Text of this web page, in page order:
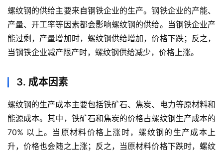
螺纹钢的供给主要来自钢铁企业的生产。钢铁企业的产能、
产量、开工率等因素都会影响螺纹钢的供给。当钢铁企业产
能过剩，产量增加时，螺纹钢供给增加，价格下跌；反之，
当钢铁企业减产限产时，螺纹钢供给减少，价格上涨。
3. 成本因素
螺纹钢的生产成本主要包括铁矿石、焦炭、电力等原材料和
能源成本。其中，铁矿石和焦炭的价格占螺纹钢生产成本的
70% 以上。当原材料价格上涨时，螺纹钢的生产成本上
升，价格也会随之上涨；反之，当原材料价格下跌时，螺纹